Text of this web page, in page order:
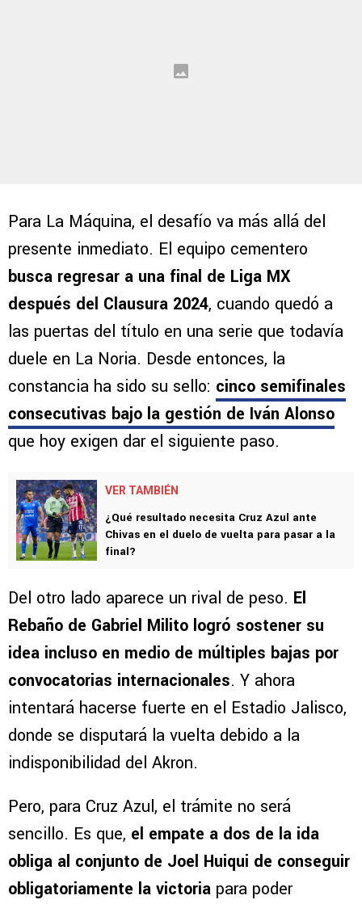
Para La Máquina, el desafío va más allá del
presente inmediato. El equipo cementero
busca regresar a una final de Liga MX
después del Clausura 2024, cuando quedó a
las puertas del título en una serie que todavía
duele en La Noria. Desde entonces, la
constancia ha sido su sello: cinco semifinales
consecutivas bajo la gestión de Iván Alonso
que hoy exigen dar el siguiente paso.
VER TAMBIÉN
¿Qué resultado necesita Cruz Azul ante
Chivas en el duelo de vuelta para pasar a la
final?
Del otro lado aparece un rival de peso. El
Rebaño de Gabriel Milito logró sostener su
idea incluso en medio de múltiples bajas por
convocatorias internacionales. Y ahora
intentará hacerse fuerte en el Estadio Jalisco,
donde se disputará la vuelta debido a la
indisponibilidad del Akron.
Pero, para Cruz Azul, el trámite no será
sencillo. Es que, el empate a dos de la ida
obliga al conjunto de Joel Huiqui de conseguir
obligatoriamente la victoria para poder